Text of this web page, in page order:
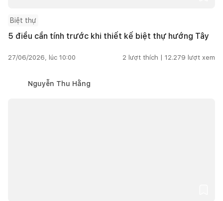
Biệt thự
5 điều cần tính trước khi thiết kế biệt thự hướng Tây
27/06/2026, lúc 10:00 2 lượt thích | 12.279 lượt xem
Nguyễn Thu Hằng